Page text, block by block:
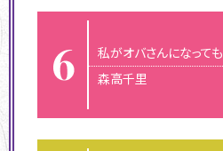
私がオバさんになっても
森高千里